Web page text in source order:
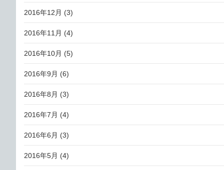
2016年12月 (3)
2016年11月 (4)
2016年10月 (5)
2016年9月 (6)
2016年8月 (3)
2016年7月 (4)
2016年6月 (3)
2016年5月 (4)